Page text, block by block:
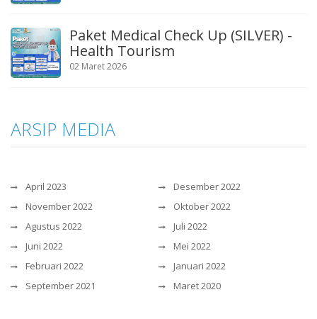
Paket Medical Check Up (SILVER) -
Health Tourism
02 Maret 2026
ARSIP MEDIA
April 2023
Desember 2022
November 2022
Oktober 2022
Agustus 2022
Juli 2022
Juni 2022
Mei 2022
Februari 2022
Januari 2022
September 2021
Maret 2020